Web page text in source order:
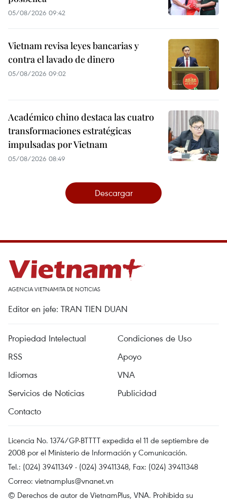
05/08/2026 09:42
Vietnam revisa leyes bancarias y
contra el lavado de dinero
05/08/2026 09:02
Académico chino destaca las cuatro
transformaciones estratégicas
impulsadas por Vietnam
05/08/2026 08:49
Descargar
AGENCIA VIETNAMITA DE NOTICIAS
Editor en jefe: TRAN TIEN DUAN
Propiedad Intelectual
Condiciones de Uso
RSS
Apoyo
Idiomas
VNA
Servicios de Noticias
Publicidad
Contacto
Licencia No. 1374/GP-BTTTT expedida el 11 de septiembre de
2008 por el Ministerio de Información y Comunicación.
Tel.: (024) 39411349 - (024) 39411348, Fax: (024) 39411348
Correo: vietnamplus@vnanet.vn
© Derechos de autor de VietnamPlus, VNA. Prohibida su